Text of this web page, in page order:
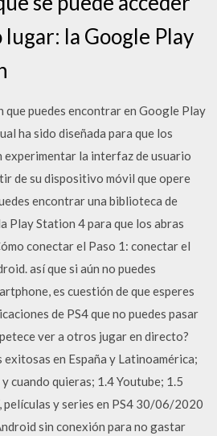
lugar: la Google Play
que puedes encontrar en Google Play
ha sido diseñada para que los
experimentar la interfaz de usuario
de su dispositivo móvil que opere
encontrar una biblioteca de
Play Station 4 para que los abras
conectar el Paso 1: conectar el
así que si aún no puedes
es cuestión de que esperes
de PS4 que no puedes pasar
ver a otros jugar en directo?
exitosas en España y Latinoamérica;
cuando quieras; 1.4 Youtube; 1.5
películas y series en PS4 30/06/2020
sin conexión para no gastar